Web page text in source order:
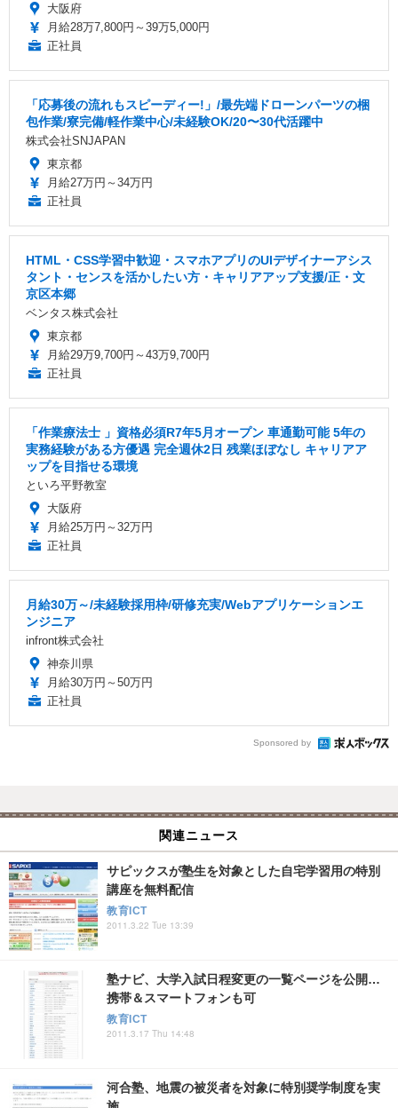
大阪府
月給28万7,800円～39万5,000円
正社員
「応募後の流れもスピーディー!」/最先端ドローンパーツの梱
包作業/寮完備/軽作業中心/未経験OK/20〜30代活躍中
株式会社SNJAPAN
東京都
月給27万円～34万円
正社員
HTML・CSS学習中歓迎・スマホアプリのUIデザイナーアシス
タント・センスを活かしたい方・キャリアアップ支援/正・文
京区本郷
ベンタス株式会社
東京都
月給29万9,700円～43万9,700円
正社員
「作業療法士 」資格必須R7年5月オープン 車通勤可能 5年の
実務経験がある方優遇 完全週休2日 残業ほぼなし キャリアア
ップを目指せる環境
といろ平野教室
大阪府
月給25万円～32万円
正社員
月給30万～/未経験採用枠/研修充実/Webアプリケーションエ
ンジニア
infront株式会社
神奈川県
月給30万円～50万円
正社員
Sponsored by
関連ニュース
サピックスが塾生を対象とした自宅学習用の特別
講座を無料配信
教育ICT
2011.3.22 Tue 13:39
塾ナビ、大学入試日程変更の一覧ページを公開…
携帯＆スマートフォンも可
教育ICT
2011.3.17 Thu 14:48
河合塾、地震の被災者を対象に特別奨学制度を実